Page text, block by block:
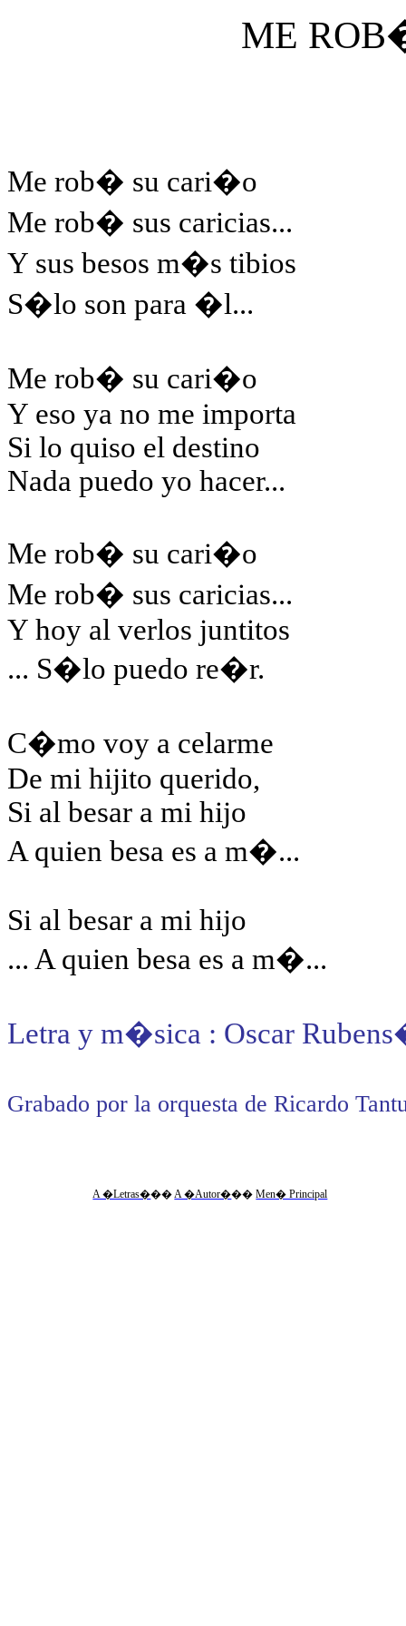
ME
Me rob� su cari�o
Me rob� sus caricias...
Y sus besos m�s tibios
S�lo son para �l...
Me rob� su cari�o
Y eso ya no me importa
Si lo quiso el destino
Nada puedo yo hacer...
Me rob� su cari�o
Me rob� sus caricias...
Y hoy al verlos juntitos
... S�lo puedo re�r.
C�mo voy a celarme
De mi hijito querido,
Si al besar a mi hijo
A quien besa es a m�...
Si al besar a mi hijo
... A quien besa es a m�...
Letra y m�sica : Oscar Rubens
Grabado por la orquesta de Ricardo
A �Letras���A �Autor���Men� Principal